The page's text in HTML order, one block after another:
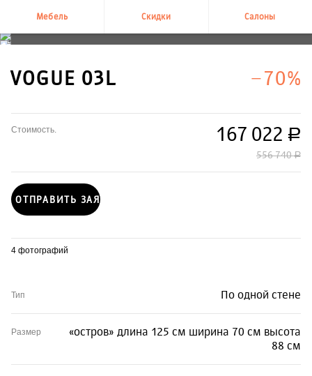
Мебель Скидки Салоны
+7 495 995-58-58
VOGUE 03L −70%
Стоимость. 167 022 руб.
556 740 руб.
ОТПРАВИТЬ ЗАЯВКУ
4 фотографий
Тип По одной стене
Размер
«остров» длина 125 см ширина 70 см высота
88 см